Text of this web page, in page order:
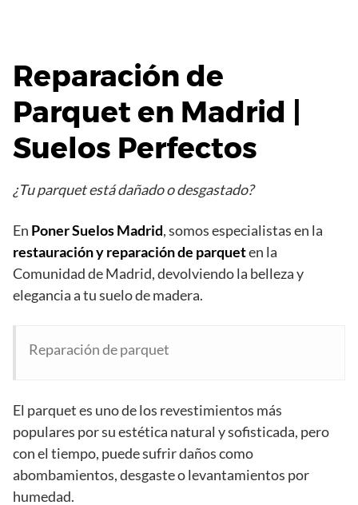
Reparación de
Parquet en Madrid |
Suelos Perfectos
¿Tu parquet está dañado o desgastado?
En PonerSuelos Madrid, somos especialistas en la
restauración y reparación de parqueten la
Comunidad de Madrid, devolviendo la belleza y
elegancia a tu suelo de madera.
Reparación de parquet
El parquet es uno de los revestimientos más
populares por su estética natural y sofisticada, pero
con el tiempo, puede sufrir daños como
abombamientos, desgaste o levantamientos por
humedad.